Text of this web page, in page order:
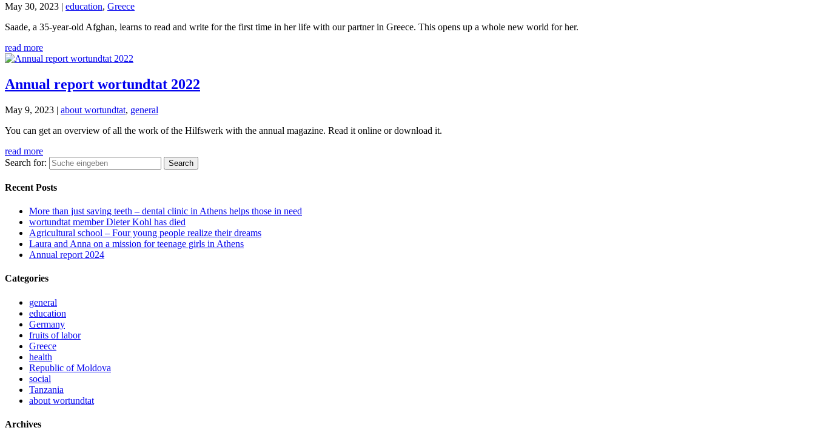
May 30, 2023 | education, Greece
Saade, a 35-year-old Afghan, learns to read and write for the first time in her life with our partner in Greece. This opens up a whole new world for her.
read more
Annual report wortundtat 2022
May 9, 2023 | about wortundtat, general
You can get an overview of all the work of the Hilfswerk with the annual magazine. Read it online or download it.
read more
Search for:
Recent Posts
More than just saving teeth – dental clinic in Athens helps those in need
wortundtat member Dieter Kohl has died
Agricultural school – Four young people realize their dreams
Laura and Anna on a mission for teenage girls in Athens
Annual report 2024
Categories
general
education
Germany
fruits of labor
Greece
health
Republic of Moldova
social
Tanzania
about wortundtat
Archives